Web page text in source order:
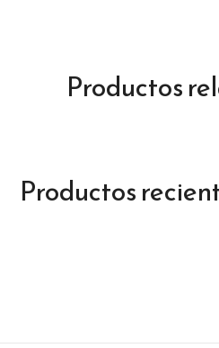
Productos
Productos